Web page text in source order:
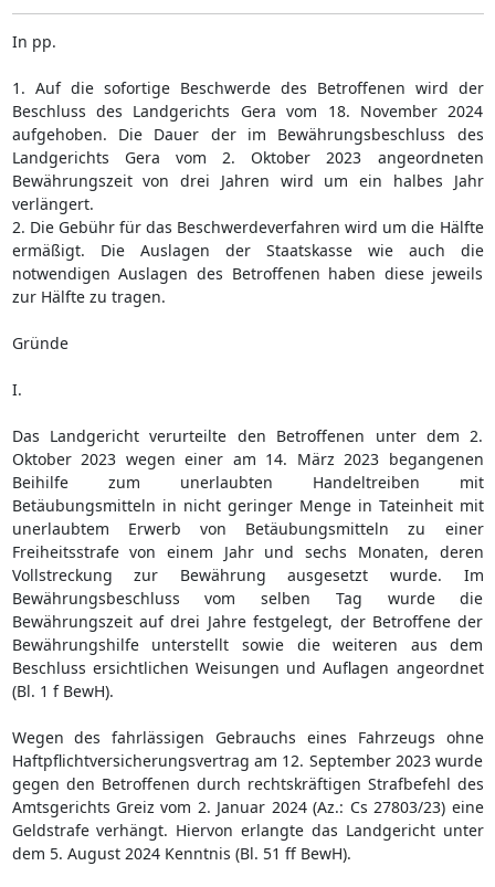
In pp.
1. Auf die sofortige Beschwerde des Betroffenen wird der
Beschluss des Landgerichts Gera vom 18. November 2024
aufgehoben. Die Dauer der im Bewährungsbeschluss des
Landgerichts Gera vom 2. Oktober 2023 angeordneten
Bewährungszeit von drei Jahren wird um ein halbes Jahr
verlängert.
2. Die Gebühr für das Beschwerdeverfahren wird um die Hälfte
ermäßigt. Die Auslagen der Staatskasse wie auch die
notwendigen Auslagen des Betroffenen haben diese jeweils
zur Hälfte zu tragen.
Gründe
I.
Das Landgericht verurteilte den Betroffenen unter dem 2.
Oktober 2023 wegen einer am 14. März 2023 begangenen
Beihilfe zum unerlaubten Handeltreiben mit
Betäubungsmitteln in nicht geringer Menge in Tateinheit mit
unerlaubtem Erwerb von Betäubungsmitteln zu einer
Freiheitsstrafe von einem Jahr und sechs Monaten, deren
Vollstreckung zur Bewährung ausgesetzt wurde. Im
Bewährungsbeschluss vom selben Tag wurde die
Bewährungszeit auf drei Jahre festgelegt, der Betroffene der
Bewährungshilfe unterstellt sowie die weiteren aus dem
Beschluss ersichtlichen Weisungen und Auflagen angeordnet
(Bl. 1 f BewH).
Wegen des fahrlässigen Gebrauchs eines Fahrzeugs ohne
Haftpflichtversicherungsvertrag am 12. September 2023 wurde
gegen den Betroffenen durch rechtskräftigen Strafbefehl des
Amtsgerichts Greiz vom 2. Januar 2024 (Az.: Cs 27803/23) eine
Geldstrafe verhängt. Hiervon erlangte das Landgericht unter
dem 5. August 2024 Kenntnis (Bl. 51 ff BewH).